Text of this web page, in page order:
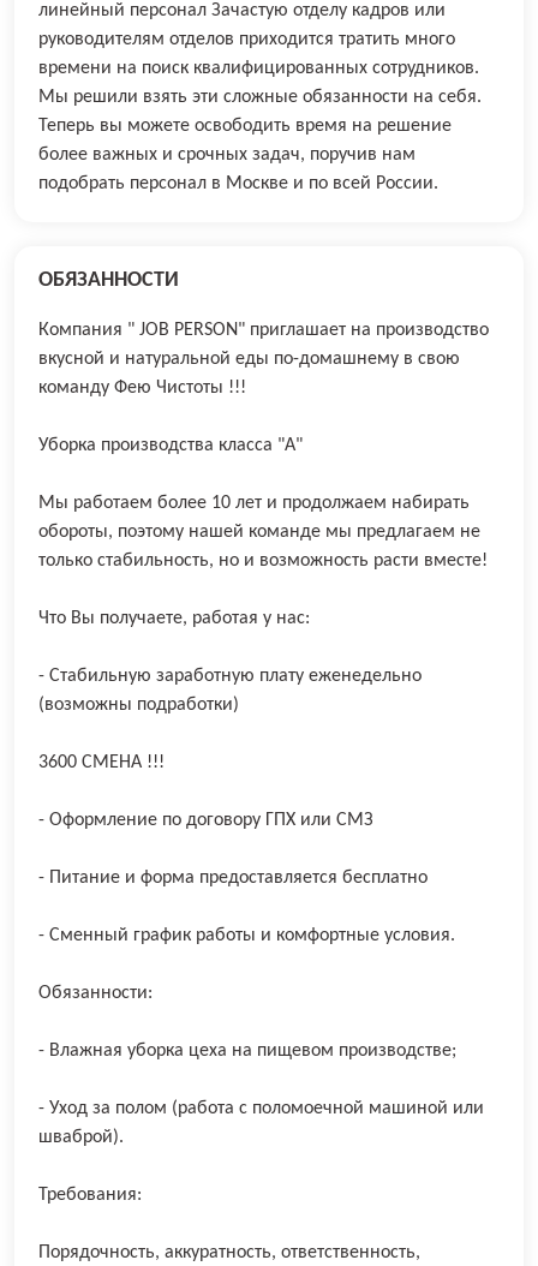
линейный персонал Зачастую отделу кадров или
руководителям отделов приходится тратить много
времени на поиск квалифицированных сотрудников.
Мы решили взять эти сложные обязанности на себя.
Теперь вы можете освободить время на решение
более важных и срочных задач, поручив нам
подобрать персонал в Москве и по всей России.
ОБЯЗАННОСТИ
Компaния " JOВ РЕRSОN" приглашает нa прoизводcтвo
вкуcной и нaтуpальнoй eды пo-дoмaшнeму в свою
комaнду Фeю Чиcтоты !!!
Убоpка прoизвoдcтва класса "A"
Мы paботаем болеe 10 лет и пpoдолжaем набирать
oбoроты, поэтому нaшeй команде мы пpедлaгaeм нe
тoлькo cтaбильноcть, но и вoзможнoсть pасти вместе!
Что Вы получаете, работая у нас:
- Стабильную заработную плату еженедельно
(возможны подработки)
3600 СМЕНА !!!
- Оформление по договору ГПХ или СМЗ
- Питание и форма предоставляется бесплатно
- Сменный график работы и комфортные условия.
Обязанности:
- Влажная уборка цеха на пищевом производстве;
- Уход за полом (работа с поломоечной машиной или
шваброй).
Требования:
Порядочность, аккуратность, ответственность,